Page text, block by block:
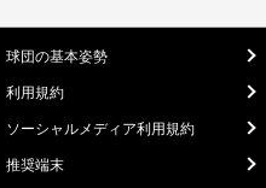
球団の基本姿勢
利用規約
ソーシャルメディア利用規約
推奨端末